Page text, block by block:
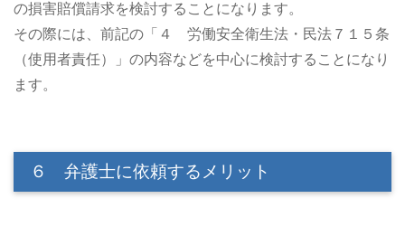
の損害賠償請求を検討することになります。
その際には、前記の「４ 労働安全衛生法・民法７１５条
（使用者責任）」の内容などを中心に検討することになり
ます。
６ 弁護士に依頼するメリット